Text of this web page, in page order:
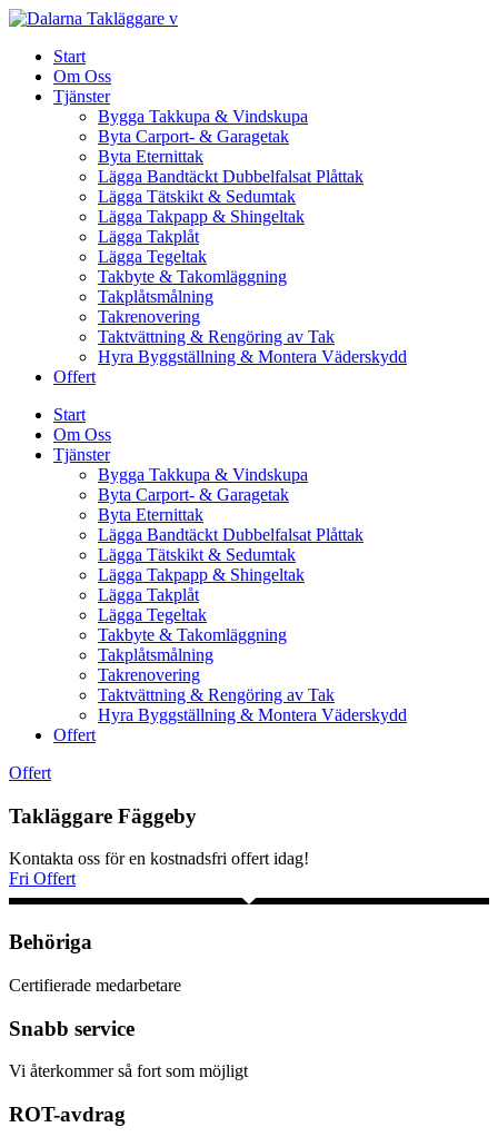
Skip
contentStart
Om Oss
Tjänster
Bygga Takkupa & Vindskupa
Byta Carport- & Garagetak
Byta Eternittak
Lägga Bandtäckt Dubbelfalsat Plåttak
Lägga Tätskikt & Sedumtak
Lägga Takpapp & Shingeltak
Lägga Takplåt
Lägga Tegeltak
Takbyte & Takomläggning
Takplåtsmålning
Takrenovering
Taktvättning & Rengöring av Tak
Hyra Byggställning & Montera Väderskydd
Offert
Start
Om Oss
Tjänster
Bygga Takkupa & Vindskupa
Byta Carport- & Garagetak
Byta Eternittak
Lägga Bandtäckt Dubbelfalsat Plåttak
Lägga Tätskikt & Sedumtak
Lägga Takpapp & Shingeltak
Lägga Takplåt
Lägga Tegeltak
Takbyte & Takomläggning
Takplåtsmålning
Takrenovering
Taktvättning & Rengöring av Tak
Hyra Byggställning & Montera Väderskydd
Offert
Offert
Takläggare Fäggeby
Kontakta oss för en kostnadsfri offert idag!
Fri Offert
Behöriga
Certifierade medarbetare
Snabb service
Vi återkommer så fort som möjligt
ROT-avdrag